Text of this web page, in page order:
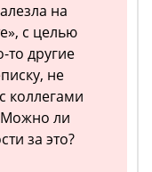
на
с целью
то другие
не
коллегами
ли
за это?